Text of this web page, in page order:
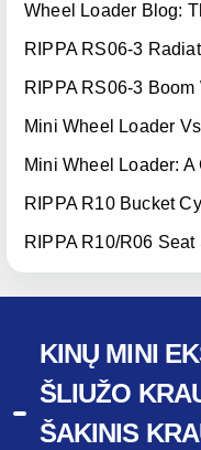
KINŲ MINI
ŠLIUŽO
ŠAKINIS